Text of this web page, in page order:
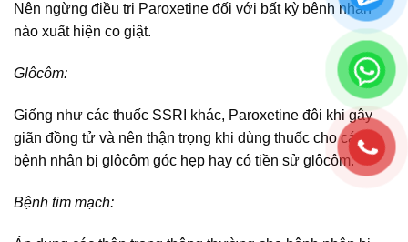
Nên ngừng điều trị Paroxetine đối với bất kỳ bệnh nhân
nào xuất hiện co giật.
Glôcôm:
Giống như các thuốc SSRI khác, Paroxetine đôi khi gây
giãn đồng tử và nên thận trọng khi dùng thuốc cho các
bệnh nhân bị glôcôm góc hẹp hay có tiền sử glôcôm.
Bệnh tim mạch: